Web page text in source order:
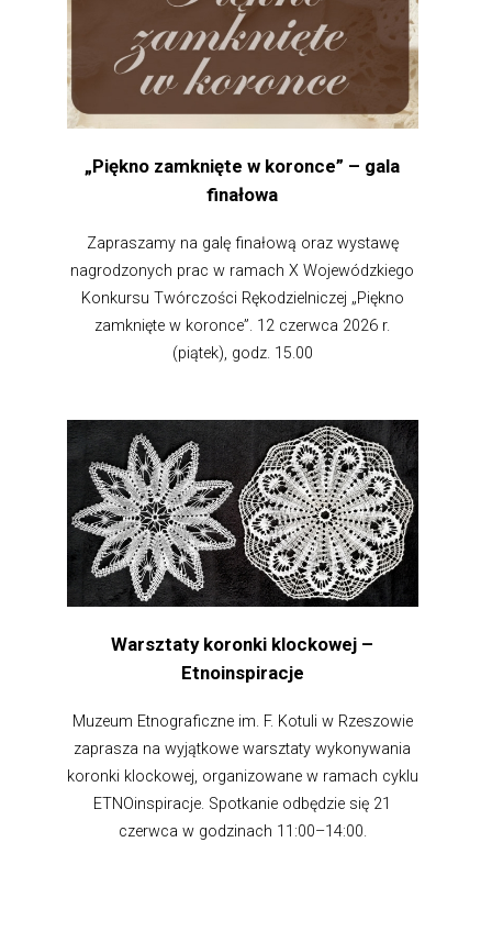
„Piękno zamknięte w koronce” – gala
finałowa
Zapraszamy na galę finałową oraz wystawę
nagrodzonych prac w ramach X Wojewódzkiego
Konkursu Twórczości Rękodzielniczej „Piękno
zamknięte w koronce”. 12 czerwca 2026 r.
(piątek), godz. 15.00
Warsztaty koronki klockowej –
Etnoinspiracje
Muzeum Etnograficzne im. F. Kotuli w Rzeszowie
zaprasza na wyjątkowe warsztaty wykonywania
koronki klockowej, organizowane w ramach cyklu
ETNOinspiracje. Spotkanie odbędzie się 21
czerwca w godzinach 11:00–14:00.